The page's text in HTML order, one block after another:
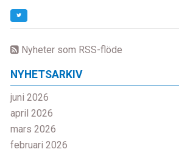
Nyheter som RSS-flöde
NYHETSARKIV
juni 2026
april 2026
mars 2026
februari 2026